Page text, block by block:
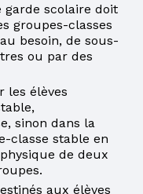
garde scolaire doit
groupes-classes
besoin, de sous-
ou par des
les élèves
sinon dans la
classe stable en
de deux
aux élèves